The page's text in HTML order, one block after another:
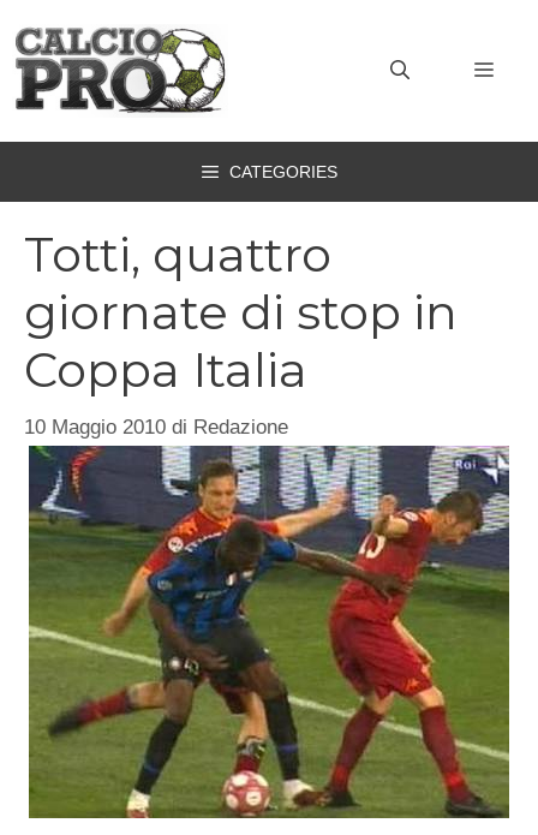
contenuto
CATEGORIES
Totti, quattro
giornate di stop in
Coppa Italia
10 Maggio 2010 di Redazione